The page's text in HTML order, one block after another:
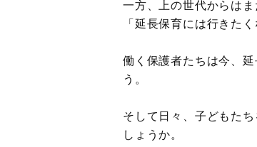
一方、上の世代からは
「延長保育には行きた
働く保護者たちは今、
う。
そして日々、子どもた
しょうか。